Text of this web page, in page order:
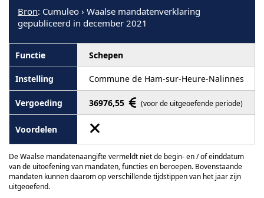
Bron: Cumuleo › Waalse mandatenverklaring
gepubliceerd in december 2021
Schepen
Commune de Ham-sur-Heure-Nalinnes
36976,55 (voor de uitgeoefende periode)
De Waalse mandatenaangifte vermeldt niet de begin- en / of einddatum
van de uitoefening van mandaten, functies en beroepen. Bovenstaande
mandaten kunnen daarom op verschillende tijdstippen van het jaar zijn
uitgeoefend.